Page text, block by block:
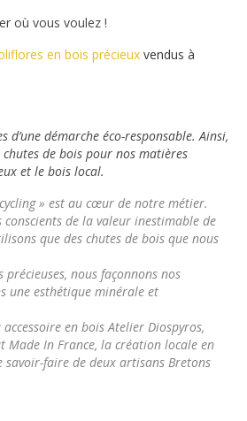
où vous voulez !
en bois précieux vendus à
d’une démarche éco-responsable. Ainsi,
chutes de bois pour nos matières
et le bois local.
» est au cœur de notre métier.
conscients de la valeur inestimable de
que des chutes de bois que nous
nous façonnons nos
une esthétique minérale et
en boisAtelier Diospyros,
Made In France, la création locale en
faire de deux artisans Bretons